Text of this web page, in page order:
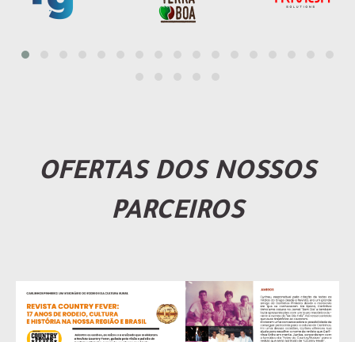
OFERTAS DOS NOSSOS
PARCEIROS